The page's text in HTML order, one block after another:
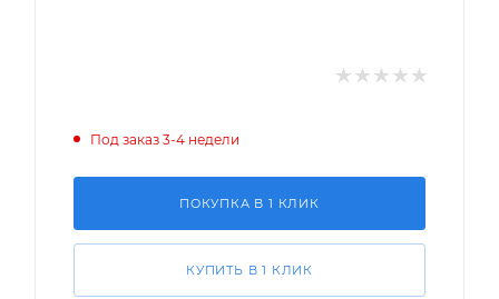
Под заказ 3-4 недели
ПОКУПКА В 1 КЛИК
КУПИТЬ В 1 КЛИК